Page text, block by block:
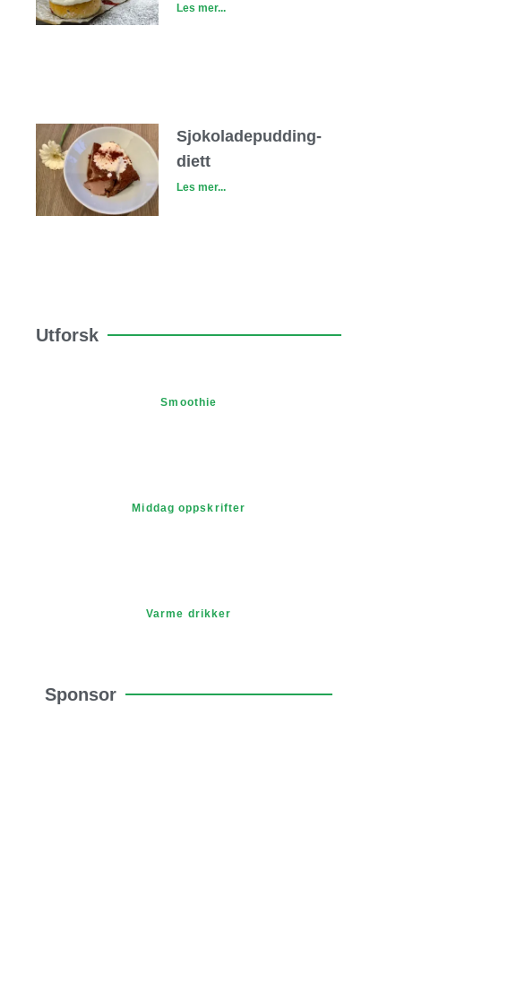
Les mer...
Sjokoladepudding-
diett
Les mer...
Utforsk
Smoothie
Middag oppskrifter
Varme drikker
Sponsor